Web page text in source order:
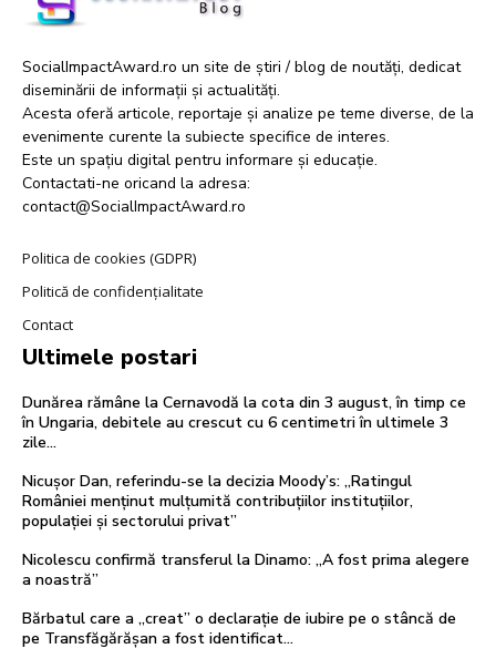
SocialImpactAward.ro un site de știri / blog de noutăți, dedicat
diseminării de informații și actualități.
Acesta oferă articole, reportaje și analize pe teme diverse, de la
evenimente curente la subiecte specifice de interes.
Este un spațiu digital pentru informare și educație.
Contactati-ne oricand la adresa:
contact@SocialImpactAward.ro
Politica de cookies (GDPR)
Politică de confidențialitate
Contact
Ultimele postari
Dunărea rămâne la Cernavodă la cota din 3 august, în timp ce
în Ungaria, debitele au crescut cu 6 centimetri în ultimele 3
zile...
Nicușor Dan, referindu-se la decizia Moody’s: „Ratingul
României menținut mulțumită contribuțiilor instituțiilor,
populației și sectorului privat”
Nicolescu confirmă transferul la Dinamo: „A fost prima alegere
a noastră”
Bărbatul care a „creat” o declarație de iubire pe o stâncă de
pe Transfăgărășan a fost identificat…